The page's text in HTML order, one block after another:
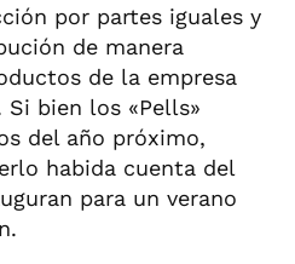
por partes iguales y
de manera
de la empresa
bien los «Pells»
del año próximo,
habida cuenta del
para un verano